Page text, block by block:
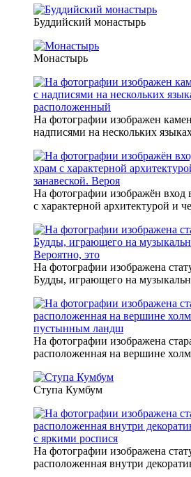
Буддийский монастырь
Монастырь
На фотографии изображен
надписями на нескольких
На фотографии изображён вход
с характерной архитектурой и
На фотографии изображена
Будды, играющего на
На фотографии изображена
расположенная на вершине
Ступа Кумбум
На фотографии изображена
расположенная внутри